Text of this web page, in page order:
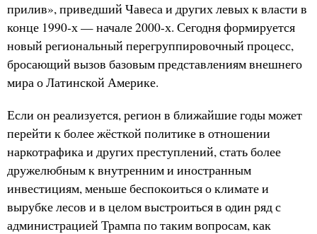
прилив», приведший Чавеса и других левых к власти в
конце 1990-х — начале 2000-х. Сегодня формируется
новый региональный перегруппировочный процесс,
бросающий вызов базовым представлениям внешнего
мира о Латинской Америке.
Если он реализуется, регион в ближайшие годы может
перейти к более жёсткой политике в отношении
наркотрафика и других преступлений, стать более
дружелюбным к внутренним и иностранным
инвестициям, меньше беспокоиться о климате и
вырубке лесов и в целом выстроиться в один ряд с
администрацией Трампа по таким вопросам, как